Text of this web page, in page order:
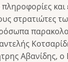
στρατιώτες
Αβανίδης, ο